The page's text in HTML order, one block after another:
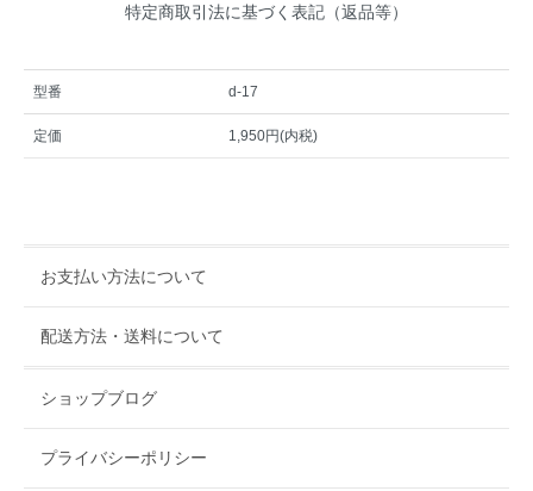
特定商取引法に基づく表記（返品等）
型番 d-17
定価 1,950円(内税)
お支払い方法について
配送方法・送料について
ショップブログ
プライバシーポリシー